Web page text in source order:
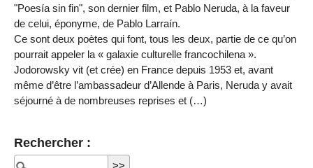
"Poesía sin fin", son dernier film, et Pablo Neruda, à la faveur
de celui, éponyme, de Pablo Larraín.
Ce sont deux poètes qui font, tous les deux, partie de ce qu’on
pourrait appeler la « galaxie culturelle francochilena ».
Jodorowsky vit (et crée) en France depuis 1953 et, avant
même d’être l’ambassadeur d’Allende à Paris, Neruda y avait
séjourné à de nombreuses reprises et (…)
Rechercher :